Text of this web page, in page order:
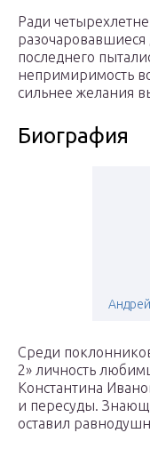
Ради
последнего
непримиримость
сильнее желания
Биография
Среди
2» личность
Константина
и пересуды.
оставил